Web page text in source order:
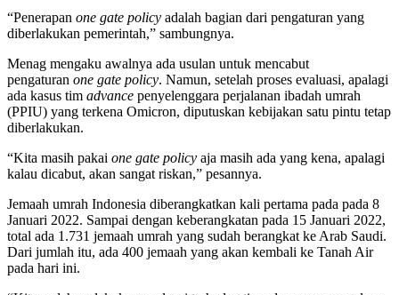
“Penerapan one gate policy adalah bagian dari pengaturan yang
diberlakukan pemerintah,” sambungnya.
Menag mengaku awalnya ada usulan untuk mencabut
pengaturan one gate policy. Namun, setelah proses evaluasi, apalagi
ada kasus tim advance penyelenggara perjalanan ibadah umrah
(PPIU) yang terkena Omicron, diputuskan kebijakan satu pintu tetap
diberlakukan.
“Kita masih pakai one gate policy aja masih ada yang kena, apalagi
kalau dicabut, akan sangat riskan,” pesannya.
Jemaah umrah Indonesia diberangkatkan kali pertama pada pada 8
Januari 2022. Sampai dengan keberangkatan pada 15 Januari 2022,
total ada 1.731 jemaah umrah yang sudah berangkat ke Arab Saudi.
Dari jumlah itu, ada 400 jemaah yang akan kembali ke Tanah Air
pada hari ini.